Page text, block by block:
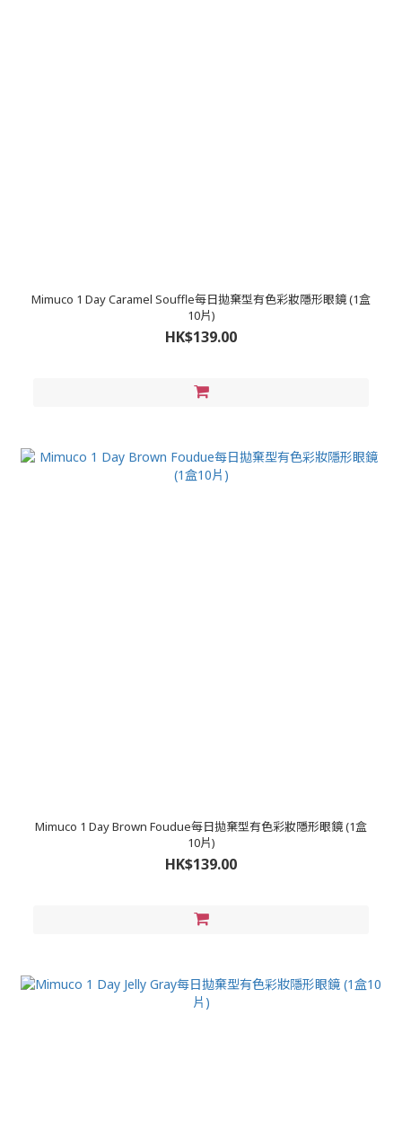
Mimuco 1 Day Caramel Souffle每日拋棄型有色彩妝隱形眼鏡 (1盒
10片)
HK$139.00
Mimuco 1 Day Brown Foudue每日拋棄型有色彩妝隱形眼鏡 (1盒
10片)
HK$139.00